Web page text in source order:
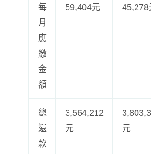
每
月
應
繳
金
額
59,404元 45,278
總
還
款
3,564,212
元
元